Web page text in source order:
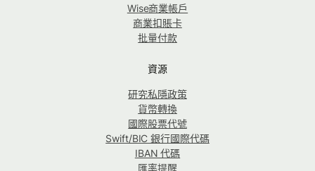
Wise商業帳戶
商業扣賬卡
批量付款
資源
研究私隱政策
貨幣轉換
國際股票代號
Swift/BIC 銀行國際代碼
IBAN 代碼
匯率提醒